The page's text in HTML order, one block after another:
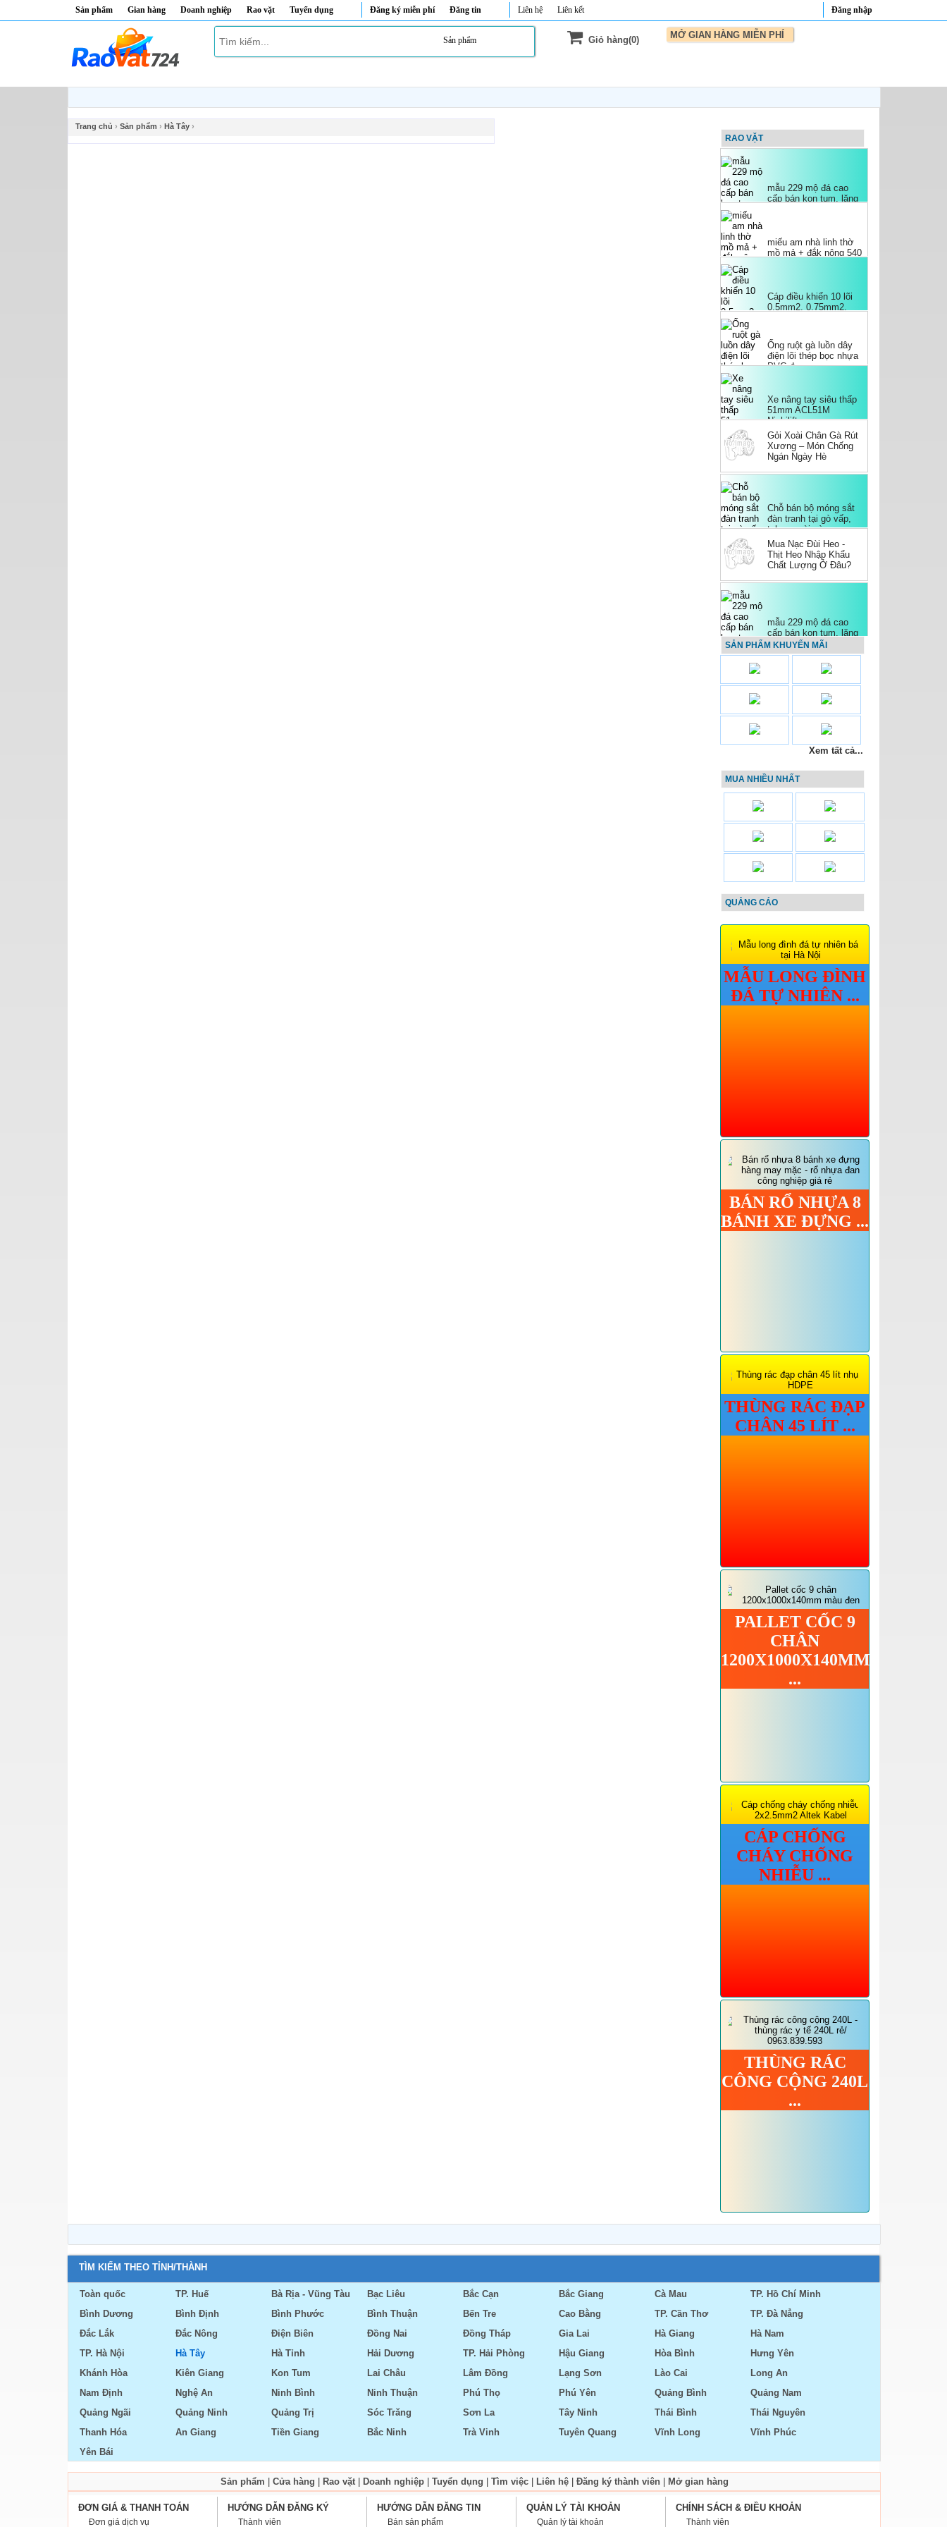
Sản phẩm Gian hàng Doanh nghiệp Rao vặt Tuyển dụng Đăng ký miễn phí Đăng tin Liên hệ Liên kết Đăng nhập
Sản phẩm Giỏ hàng(0) MỞ GIAN HÀNG MIỄN PHÍ
Trang chủ › Sản phẩm › Hà Tây ›
RAO VẶT mẫu 229 mộ đá cao
miếu am nhà linh thờ
mồ mả + đắk nông 540
Cáp điều khiển 10 lõi
0.5mm2, 0.75mm2,
Ống ruột gà luồn dây
điện lõi thép bọc nhựa
PVC đen
Xe nâng tay siêu thấp
51mm ACL51M
Nichilift
Ngán Ngày Hè
Chỗ bán bộ móng sắt
đàn tranh tại gò vấp,
tphcm, sài gòn
Thịt Heo Nhập Khẩu
Chất Lượng Ở Đâu?
mẫu 229 mộ đá cao
cấp bán kon tum, lăng
miếu am nhà linh thờ
mồ mả + đắk nông 540
+ Lăng thờ đá bán lăng
mộ
Cáp điều khiển 10 lõi
0.5mm2, 0.75mm2,
1.0mm2, 1.5mm2 nhập
Ống ruột gà luồn dây
điện lõi thép bọc nhựa
PVC đen
Xe nâng tay siêu thấp
51mm ACL51M
Xương – Món Chống
Ngán Ngày Hè
đàn tranh tại gò vấp,
tphcm, sài gòn
Mua Nạc Đùi Heo -
Chất Lượng Ở Đâu?
SẢN PHẨM KHUYẾN MÃI
Xem tất cả...
MUA NHIỀU NHẤT
QUẢNG CÁO
MẪU LONG ĐÌNH
ĐÁ TỰ NHIÊN ...
BÁN RỔ NHỰA 8
BÁNH XE ĐỰNG ...
THÙNG RÁC ĐẠP
CHÂN 45 LÍT ...
PALLET CỐC 9
CHÂN
1200X1000X140MM
...
CÁP CHỐNG
CHÁY CHỐNG
NHIỄU ...
THÙNG RÁC
CÔNG CỘNG 240L
...
TÌM KIẾM THEO TỈNH/THÀNH
Toàn quốc TP. Huế Bà Rịa - Vũng Tàu Bạc Liêu Bắc Cạn Bắc Giang Cà Mau
TP. Hồ Chí Minh
Bình Dương
Bình Định Bình Phước Bình Thuận Bến Tre Cao Bằng TP. Cần Thơ
TP. Đà Nẳng
Đắc Lắk
Đắc Nông Điện Biên Đồng Nai Đồng Tháp Gia Lai Hà Giang
Hà Nam
TP. Hà Nội
Hà Tây Hà Tỉnh Hải Dương TP. Hải Phòng Hậu Giang Hòa Bình
Hưng Yên
Khánh Hòa
Kiên Giang Kon Tum Lai Châu Lâm Đồng Lạng Sơn Lào Cai
Long An
Nam Định
Nghệ An Ninh Bình Ninh Thuận Phú Thọ Phú Yên Quảng Bình
Quảng Nam
Quảng Ngãi
Quảng Ninh Quảng Trị Sóc Trăng Sơn La Tây Ninh Thái Bình
Thái Nguyên
Thanh Hóa
An Giang Tiền Giang Bắc Ninh Trà Vinh Tuyên Quang Vĩnh Long
Vĩnh Phúc
Yên Bái
Sản phẩm Cửa hàng Rao vặt| Doanh nghiệp| Tuyển dụng Tìm việc| Liên hệ| Đăng ký thành viên| Mở gian hàng
ĐƠN GIÁ & THANH TOÁN
Đơn giá dịch vụ
HƯỚNG DẪN ĐĂNG KÝ
Thành viên
HƯỚNG DẪN ĐĂNG TIN
Bán sản phẩm
QUẢN LÝ TÀI KHOẢN
Quản lý tài khoản
CHÍNH SÁCH & ĐIỀU KHOẢN
Thành viên